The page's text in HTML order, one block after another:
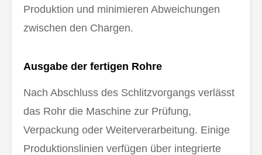
Produktion und minimieren Abweichungen
zwischen den Chargen.
Ausgabe der fertigen Rohre
Nach Abschluss des Schlitzvorgangs verlässt
das Rohr die Maschine zur Prüfung,
Verpackung oder Weiterverarbeitung. Einige
Produktionslinien verfügen über integrierte